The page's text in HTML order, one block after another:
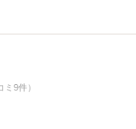
9件）